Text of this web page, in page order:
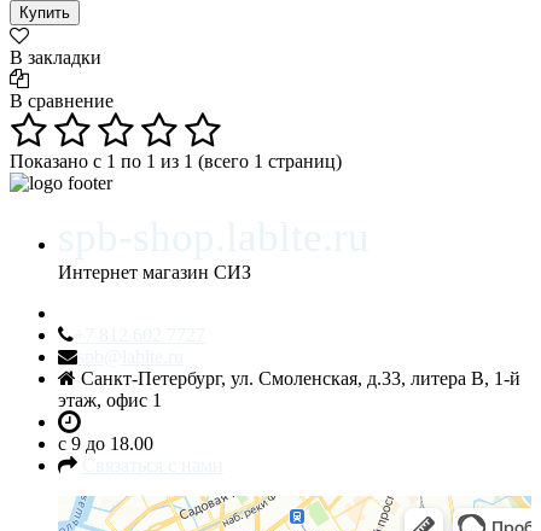
В закладки
В сравнение
Показано с 1 по 1 из 1 (всего 1 страниц)
Интернет магазин СИЗ
Санкт-Петербург, ул. Смоленская, д.33, литера В, 1-й
этаж, офис 1
c 9 до 18.00
Санкт‑Петербург
Яндекс.Карты — транспорт, навигация, поиск мест